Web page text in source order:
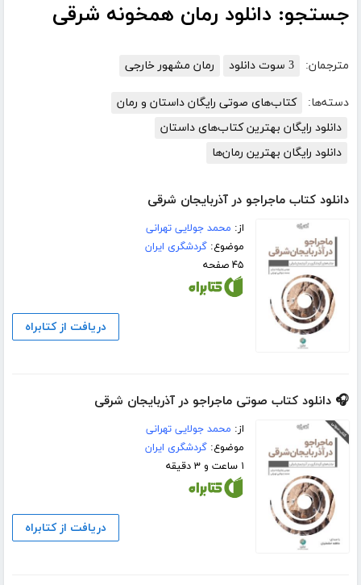
جستجو: دانلود رمان همخونه شرقی
مترجمان: 3 سوت دانلود رمان مشهور خارجی
دسته‌ها:
کتاب‌های صوتی رایگان داستان و رمان
دانلود رایگان بهترین کتاب‌های داستان
دانلود رایگان بهترین رمان‌ها
دانلود کتاب ماجراجو در آذربایجان شرقی
از: محمد جولایی تهرانی
موضوع:گردشگری ایران
۴۵ صفحه
دریافت از کتابراه
🎧 دانلود کتاب صوتی ماجراجو در آذربایجان شرقی
از: محمد جولایی تهرانی
موضوع:گردشگری ایران
۱ ساعت و ۳ دقیقه
دریافت از کتابراه